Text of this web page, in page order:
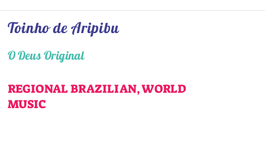
Toinho de Aripibu
O Deus Original
REGIONAL BRAZILIAN, WORLD
MUSIC